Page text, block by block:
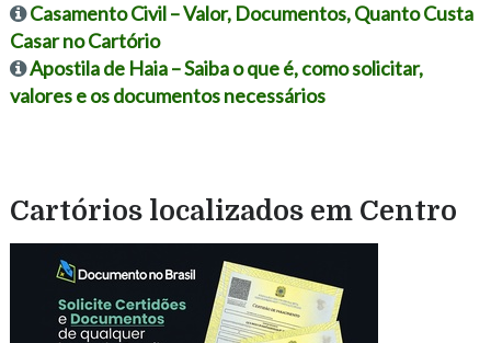
Casamento Civil – Valor, Documentos, Quanto Custa
Casar no Cartório
Apostila de Haia – Saiba o que é, como solicitar,
valores e os documentos necessários
Cartórios localizados em Centro